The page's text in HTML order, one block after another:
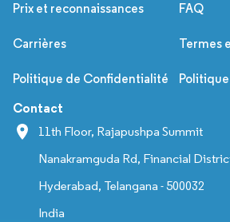
Prix et reconnaissances FAQ
Carrières Termes
Politique de Confidentialité
Contact
11th Floor, Rajapushpa Summit
Nanakramguda Rd, Financial
Hyderabad, Telangana - 500032
India